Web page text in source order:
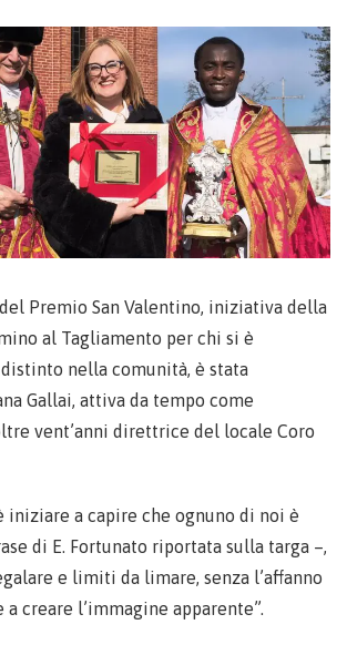
Premio San Valentino, iniziativa della
al Tagliamento per chi si è
nella comunità, è stata
Gallai, attiva da tempo come
vent’anni direttrice del locale Coro
iniziare a capire che ognuno di noi è
di E. Fortunato riportata sulla targa –,
e limiti da limare, senza l’affanno
a creare l’immagine apparente”.